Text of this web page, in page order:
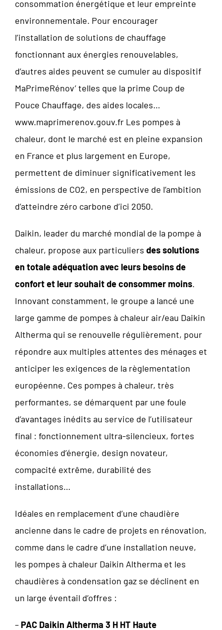
consommation énergétique et leur empreinte
environnementale. Pour encourager
l’installation de solutions de chauffage
fonctionnant aux énergies renouvelables,
d’autres aides peuvent se cumuler au dispositif
MaPrimeRénov’ telles que la prime Coup de
Pouce Chauffage, des aides locales…
www.maprimerenov.gouv.fr Les pompes à
chaleur, dont le marché est en pleine expansion
en France et plus largement en Europe,
permettent de diminuer significativement les
émissions de CO2, en perspective de l’ambition
d’atteindre zéro carbone d’ici 2050.
Daikin, leader du marché mondial de la pompe à
chaleur, propose aux particuliers des solutions
en totale adéquation avec leurs besoins de
confort et leur souhait de consommer moins.
Innovant constamment, le groupe a lancé une
large gamme de pompes à chaleur air/eau Daikin
Altherma qui se renouvelle régulièrement, pour
répondre aux multiples attentes des ménages et
anticiper les exigences de la règlementation
européenne. Ces pompes à chaleur, très
performantes, se démarquent par une foule
d’avantages inédits au service de l’utilisateur
final : fonctionnement ultra-silencieux, fortes
économies d’énergie, design novateur,
compacité extrême, durabilité des
installations…
Idéales en remplacement d’une chaudière
ancienne dans le cadre de projets en rénovation,
comme dans le cadre d’une installation neuve,
les pompes à chaleur Daikin Altherma et les
chaudières à condensation gaz se déclinent en
un large éventail d’offres :
– PAC Daikin Altherma 3 H HT Haute